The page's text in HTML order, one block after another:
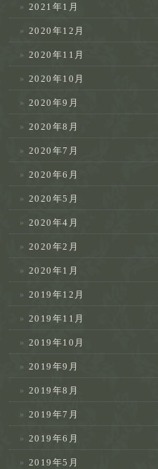
2021年1月
2020年12月
2020年11月
2020年10月
2020年9月
2020年8月
2020年7月
2020年6月
2020年5月
2020年4月
2020年2月
2020年1月
2019年12月
2019年11月
2019年10月
2019年9月
2019年8月
2019年7月
2019年6月
2019年5月